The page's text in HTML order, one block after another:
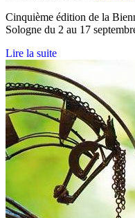
Cinquième édition de la
Sologne du 2 au 17
Lire la suite